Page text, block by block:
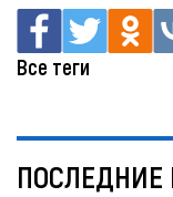
Все теги
ПОСЛЕДНИЕ